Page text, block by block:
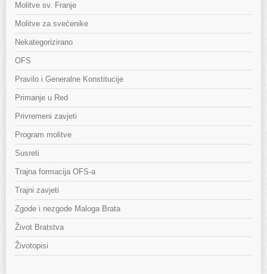
Molitve sv. Franje
Molitve za svećenike
Nekategorizirano
OFS
Pravilo i Generalne Konstitucije
Primanje u Red
Privremeni zavjeti
Program molitve
Susreti
Trajna formacija OFS-a
Trajni zavjeti
Zgode i nezgode Maloga Brata
Život Bratstva
Životopisi